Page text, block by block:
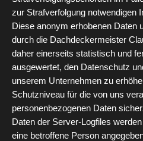
zur Strafverfolgung notwendigen
Diese anonym erhobenen Daten
durch die Dachdeckermeister
daher einerseits statistisch und
ausgewertet, den Datenschutz
unserem Unternehmen zu
Schutzniveau für die von uns
personenbezogenen Daten
Daten der Server-Logfiles
eine betroffene Person